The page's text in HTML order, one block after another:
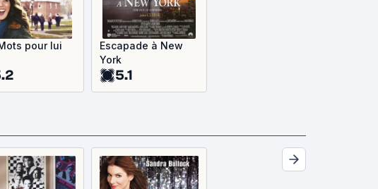
pour lui
Escapade à New
York
5.1